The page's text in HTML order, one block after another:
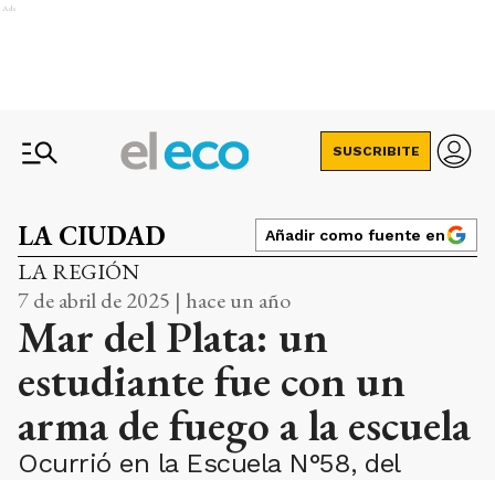
Ads
SUSCRIBITE
LA CIUDAD Añadir como fuente en
LA REGIÓN
7 de abril de 2025 | hace un año
Mar del Plata: un
estudiante fue con un
arma de fuego a la escuela
Ocurrió en la Escuela N°58, del